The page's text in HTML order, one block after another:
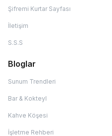
Şifremi Kurtar Sayfası
İletişim
S.S.S
Bloglar
Sunum Trendleri
Bar & Kokteyl
Kahve Köşesi
İşletme Rehberi